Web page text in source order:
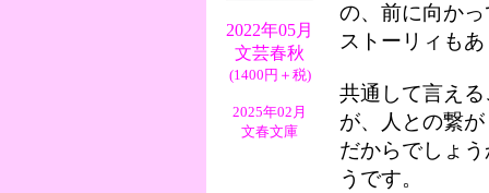
2022年05月
文芸春秋
(1400円＋税)
2025年02月
文春文庫
の、前に向か
ストーリィも
共通して言え
が、人との繋
だからでしょ
うです。